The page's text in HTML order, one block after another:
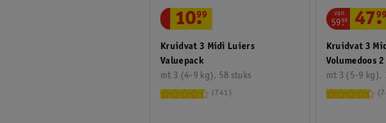
Kruidvat 3 Midi Luiers
Valuepack
mt 3 (4-9 kg), 58 stuks
10.
99
741
Kruidvat 3
Volumedoos
mt 3 (5-9 kg),
van
59.
99 47.
99